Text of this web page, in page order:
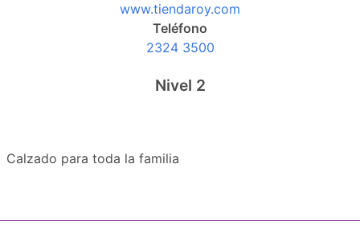
www.tiendaroy.com
Teléfono
2324 3500
Nivel 2
Calzado para toda la familia